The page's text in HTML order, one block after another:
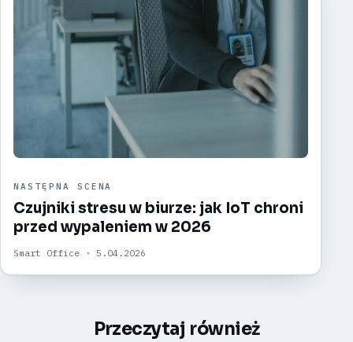
NASTĘPNA SCENA
Czujniki stresu w biurze: jak IoT chroni
przed wypaleniem w 2026
Smart Office · 5.04.2026
Przeczytaj również